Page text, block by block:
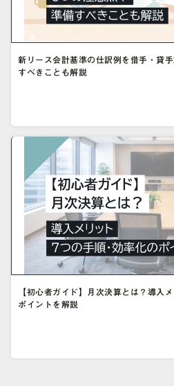
新リース会計基準の仕訳例を借手・貸
すべきことも解説
【初心者ガイド】月次決算とは？導入
ポイントを解説